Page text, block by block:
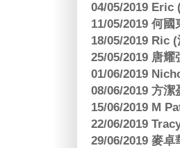
04/05/2019 Eric
11/05/2019 何
18/05/2019 Ric
25/05/2019 唐
01/06/2019
08/06/2019 方
15/06/2019 M
22/06/2019
29/06/2019 麥